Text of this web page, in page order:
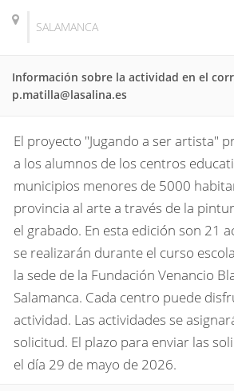
SALAMANCA
Información sobre la actividad en el
p.matilla@lasalina.es
El proyecto "Jugando a ser artista"
a los alumnos de los centros
municipios menores de 5000
provincia al arte a través de la
el grabado. En esta edición son 21
se realizarán durante el curso
la sede de la Fundación Venancio
Salamanca. Cada centro puede
actividad. Las actividades se
solicitud. El plazo para enviar las
el día 29 de mayo de 2026.